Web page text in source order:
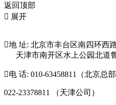
返回顶部
 展开
地 址: 北京市丰台区南四环西
天津市南开区水上公园北道
电 话: 010-63458811（北京总部
022-23378811 （天津公司）